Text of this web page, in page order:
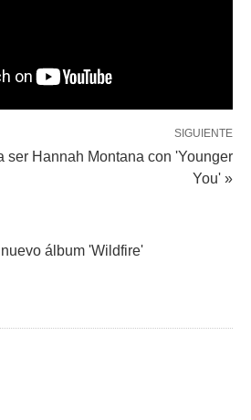
SIGUIENTE
ser Hannah Montana con 'Younger
You' »
álbum 'Wildfire'